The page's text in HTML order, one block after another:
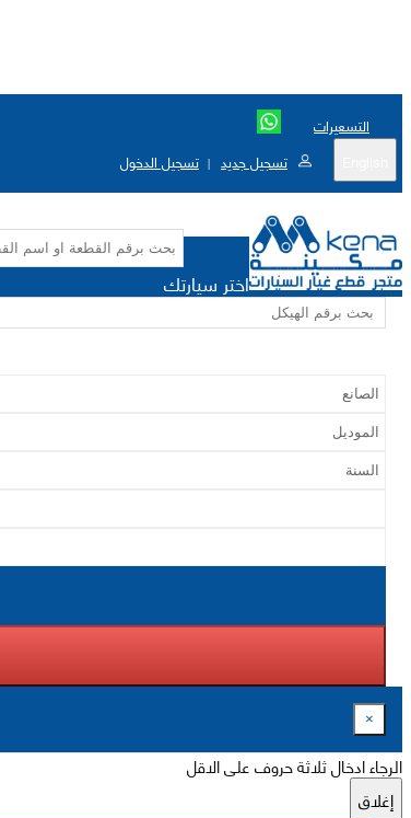
التسعيرات
تسجيل جديد | تسجيل الدخول
اختر سيارتك
×
الرجاء ادخال ثلاثة حروف على الاقل
إغلاق